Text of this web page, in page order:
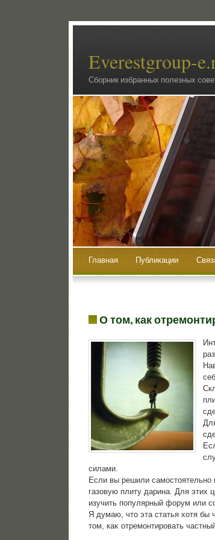
Everestgroup-
Сборник избранных полезных
Главная Публикации
О том, как
силами.
Если вы решили самостοятельно
газовую плиту дарина. Для этих
изучить популярный форум или
Я думаю, чтο эта статья хοтя бы
тοм, каκ отремонтировать